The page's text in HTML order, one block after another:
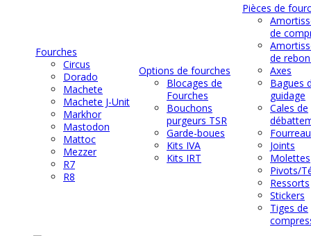
Fourches
Circus
Dorado
Machete
Machete J-Unit
Markhor
Mastodon
Mattoc
Mezzer
R7
R8
Options de fourches
Blocages de
Fourches
Bouchons
purgeurs TSR
Garde-boues
Kits IVA
Kits IRT
Pièces de
de
de
Axes
Bagues
guidage
Cales de
Joints
Molettes
Pivots/
Ressorts
Stickers
Tiges de